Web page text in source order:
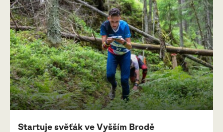
Startuje svěťák ve Vyšším Brodě